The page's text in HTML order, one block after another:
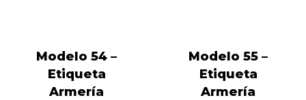
Modelo 54 –
Etiqueta
Armería
Modelo 55 –
Etiqueta
Armería